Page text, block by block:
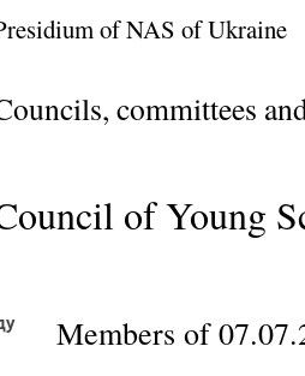
of NAS of Ukraine
committees
of Young
Members of